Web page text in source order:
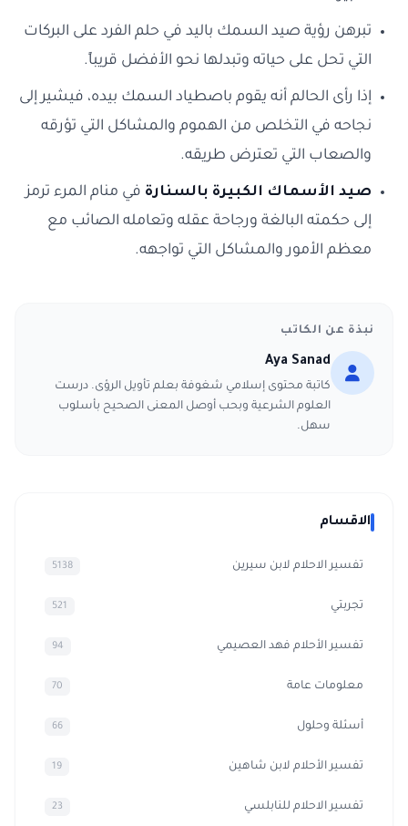
تبرهن رؤية صيد السمك باليد في حلم الفرد على البركات
التي تحل على حياته وتبدلها نحو الأفضل قريباً.
إذا رأى الحالم أنه يقوم باصطياد السمك بيده، فيشير إلى
نجاحه في التخلص من الهموم والمشاكل التي تؤرقه
والصعاب التي تعترض طريقه.
صيد الأسماك الكبيرة بالسنارة في منام المرء ترمز
إلى حكمته البالغة ورجاحة عقله وتعامله الصائب مع
معظم الأمور والمشاكل التي تواجهه.
نبذة عن الكاتب
Aya Sanad
كاتبة محتوى إسلامي شغوفة بعلم تأويل الرؤى. درست
العلوم الشرعية وبحب أوصل المعنى الصحيح بأسلوب
سهل.
الاقسام
تفسير الاحلام لابن سيرين 5138
تجربتي 521
تفسير الأحلام فهد العصيمي 94
معلومات عامة 70
أسئلة وحلول 66
تفسير الأحلام لابن شاهين 19
تفسير الاحلام للنابلسي 23